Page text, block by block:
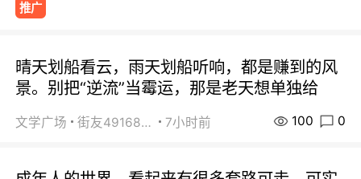
推广
晴天划船看云，雨天划船听响，都是赚到的风
景。别把“逆流”当霉运，那是老天想单独给
文学广场 街友49168527 7小时前 100 0